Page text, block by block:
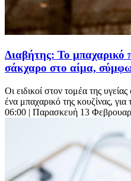
Διαβήτης: Το μπαχαρικό
σάκχαρο στο αίμα,
Οι ειδικοί στον τομέα της
ένα μπαχαρικό της κουζίνας, για
06:00 | Παρασκευή 13